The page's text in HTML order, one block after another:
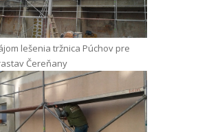
lešenia tržnica Púchov pre
Čereňany